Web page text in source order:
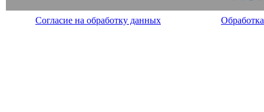
Согласие на обработку данных